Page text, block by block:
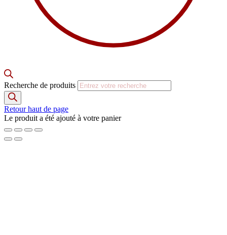
Recherche de produits
Retour haut de page
Le produit a été ajouté à votre panier